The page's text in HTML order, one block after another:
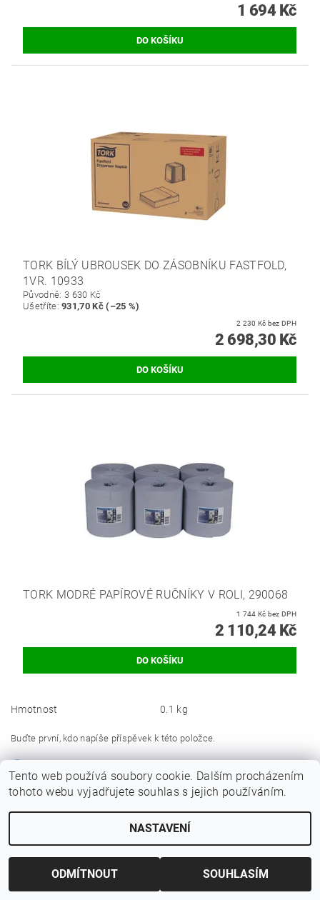
1 694 Kč
TORK BÍLÝ UBROUSEK DO ZÁSOBNÍKU FASTFOLD,
1VR. 10933
Původně: 3 630 Kč
Ušetříte:931,70 Kč (–25 %)
2 230 Kč bez DPH
2 698,30 Kč
TORK MODRÉ PAPÍROVÉ RUČNÍKY V ROLI, 290068
1 744 Kč bez DPH
2 110,24 Kč
Hmotnost 0.1 kg
Buďte první, kdo napíše příspěvek k této položce.
Tento web používá soubory cookie. Dalším procházením
tohoto webu vyjadřujete souhlas s jejich používáním.
NASTAVENÍ
ODMÍTNOUT SOUHLASÍM